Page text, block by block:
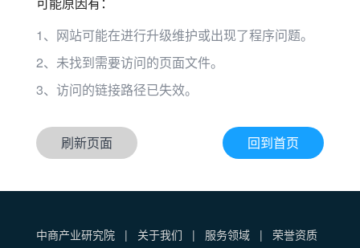
1、网站可能在进行升级维护或出现了程序问题。
2、未找到需要访问的页面文件。
3、访问的链接路径已失效。
刷新页面 回到首页
中商产业研究院 | 关于我们 | 服务领域 |
荣誉资质